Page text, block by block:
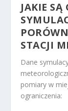
JAKIE
STACJI
Dane
pomiary w
ograniczenia: